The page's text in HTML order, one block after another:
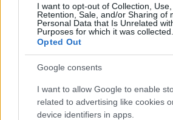
I want to opt-out of Collection, Use,
Retention, Sale, and/or Sharing of
Personal Data that Is Unrelated
Purposes for which it was collected.
Opted Out
Google consents
I want to allow Google to enable
related to advertising like cookies
device identifiers in apps.
“Trīs stundas dega un
dūmoja.” Ukrainas droni
netālu no Putina pils
aizsardzības
kompleksa pozīcijai
Atcelt